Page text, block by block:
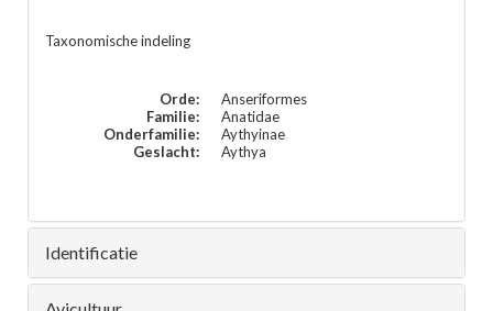
Taxonomische indeling
Orde:
Anseriformes
Familie:
Anatidae
Onderfamilie:
Aythyinae
Geslacht:
Aythya
Identificatie